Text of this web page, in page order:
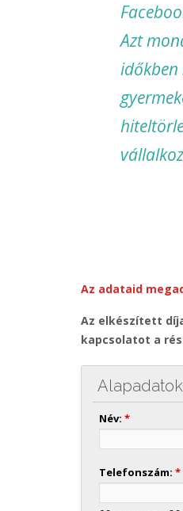
Azt
időkben
Az adataid
Az elkészített
kapcsolatot a
Alapadatok
Név:*
Telefonszám:*